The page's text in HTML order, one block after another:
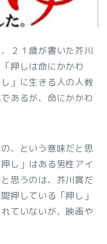
２１歳が書いた芥川
押しは命にかかわ
」に生きる人の人数
あるが、命にかかわ
、という意味だと思
し」はある男性アイ
思うのは、芥川賞だ
押している「押し」
ていないが、映画や